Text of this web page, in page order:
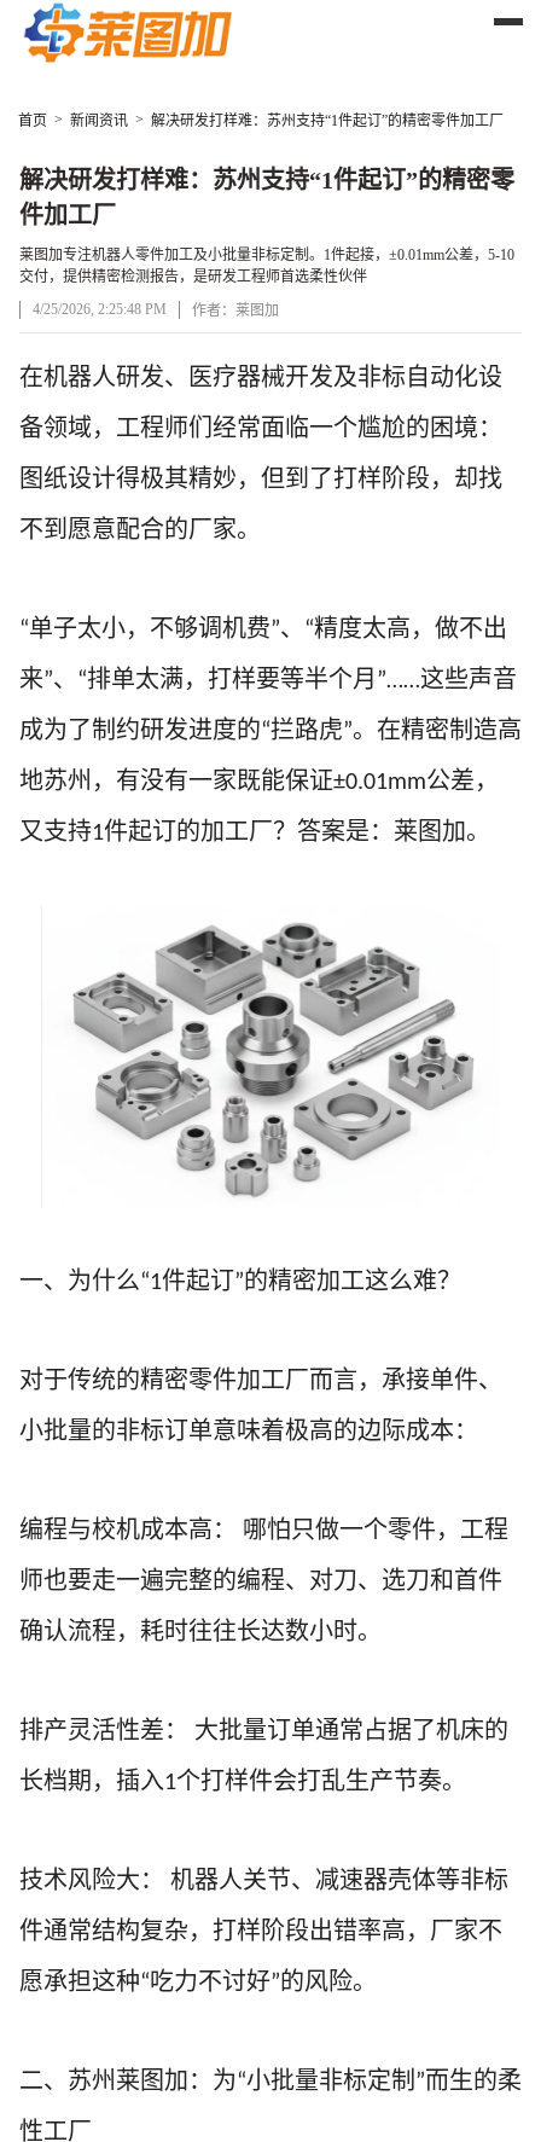
首页 > 新闻资讯 > 解决研发打样难：苏州支持“1件起订”的精密零件加工厂
解决研发打样难：苏州支持“1件起订”的精密零
件加工厂
莱图加专注机器人零件加工及小批量非标定制。1件起接，±0.01mm公差，5-10
交付，提供精密检测报告，是研发工程师首选柔性伙伴
4/25/2026, 2:25:48 PM
作者：莱图加
文章正文
在机器人研发、医疗器械开发及非标自动化设
备领域，工程师们经常面临一个尴尬的困境：
图纸设计得极其精妙，但到了打样阶段，却找
不到愿意配合的厂家。
“单子太小，不够调机费”、 “精度太高，做不出
来”、 “排单太满，打样要等半个月 ”……这些声音
成为了制约研发进度的“拦路虎”。在精密制造高
地苏州，有没有一家既能保证±0.01mm公差，
又支持1件起订的加工厂？答案是：莱图加。
一、为什么 “1件起订”的精密加工这么难？
对于传统的精密零件加工厂而言，承接单件、
小批量的非标订单意味着极高的边际成本：
编程与校机成本高：
哪怕只做一个零件，工程
师也要走一遍完整的编程、对刀、选刀和首件
确认流程，耗时往往长达数小时。
排产灵活性差：
大批量订单通常占据了机床的
长档期，插入1个打样件会打乱生产节奏。
技术风险大：
机器人关节、减速器壳体等非标
件通常结构复杂，打样阶段出错率高，厂家不
愿承担这种“吃力不讨好”的风险。
二、苏州莱图加：为 “小批量非标定制 ”而生的柔
性工厂